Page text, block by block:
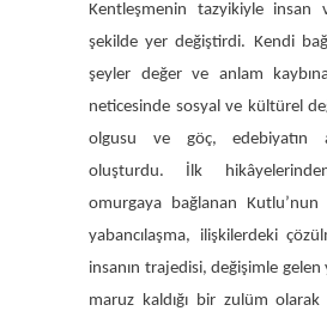
Kentleşmenin tazyikiyle insan
şekilde yer değiştirdi. Kendi
şeyler değer ve anlam
neticesinde sosyal ve kültürel
olgusu ve göç, edebiyatın
oluşturdu. İlk
omurgaya bağlanan Kutlu’nun
yabancılaşma, ilişkilerdeki
insanın trajedisi, değişimle gelen
maruz kaldığı bir zulüm